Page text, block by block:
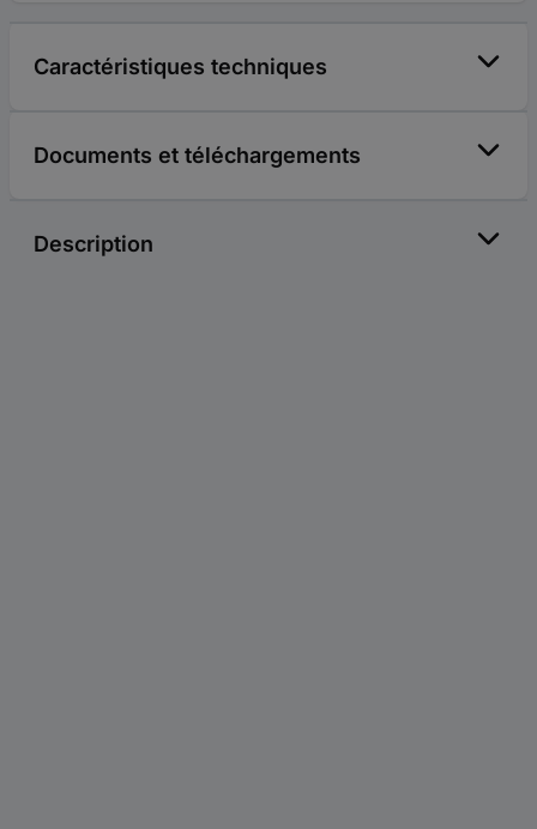
Caractéristiques techniques
Documents et téléchargements
Description